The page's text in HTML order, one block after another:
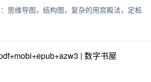
思维导图，结构图，复杂的用宫殿法，定桩
| 数字书屋